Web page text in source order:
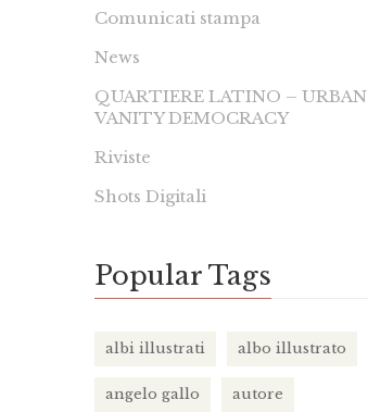
Comunicati stampa
News
QUARTIERE LATINO – URBAN
VANITY DEMOCRACY
Riviste
Shots Digitali
Popular Tags
albi illustrati albo illustrato
angelo gallo autore